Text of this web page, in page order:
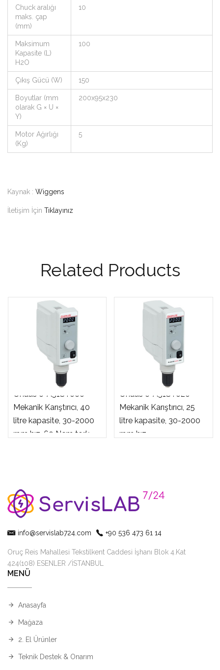
Chuck aralığı
maks. çap
(mm)
10
Maksimum
Kapasite (L)
H2O
100
Çıkış Gücü (W) 150
Boyutlar (mm
olarak G × U ×
Y)
200x95x230
Motor Ağırlığı
(Kg)
5
Kaynak : Wiggens
İletişim İçin Tıklayınız
Related Products
Ohaus e-A51ST060
Mekanik Karıştırıcı, 40
litre kapasite, 30-2000
rpm hız, 60 Ncm tork
Ohaus e-A51ST020
Mekanik Karıştırıcı, 25
litre kapasite, 30-2000
rpm hız
info@servislab724.com +90 536 473 61 14
Oruç Reis Mahallesi Tekstilkent Caddesi İşhanı Blok 4.Kat
424(108) ESENLER /İSTANBUL
MENÜ
Anasayfa
Mağaza
2. El Ürünler
Teknik Destek & Onarım